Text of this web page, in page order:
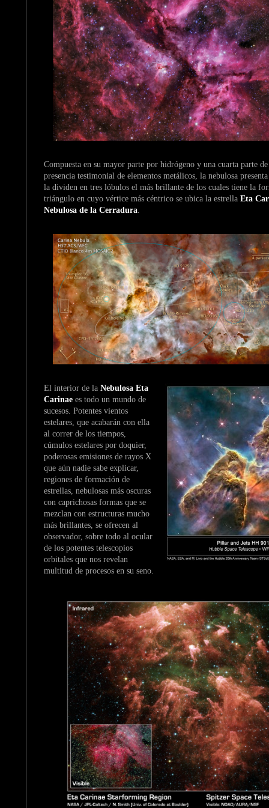
Compuesta en su mayor parte por hidrógeno y una cuarta parte
presencia testimonial de elementos metálicos, la nebulosa presenta
la dividen en tres lóbulos el más brillante de los cuales tiene la
triángulo en cuyo vértice más céntrico se ubica la estrella Eta
Nebulosa de la Cerradura
El interior de la Nebulosa Eta
Carinae es todo un mundo de
sucesos. Potentes vientos
estelares, que acabarán con ella
al correr de los tiempos,
cúmulos estelares por doquier,
poderosas emisiones de rayos X
que aún nadie sabe explicar,
regiones de formación de
estrellas, nebulosas más oscuras
con caprichosas formas que se
mezclan con estructuras mucho
más brillantes, se ofrecen al
observador, sobre todo al ocular
de los potentes telescopios
orbitales que nos revelan
multitud de procesos en su seno.